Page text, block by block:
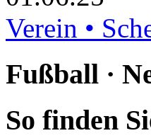
Verein •
Fußball ·
So finden